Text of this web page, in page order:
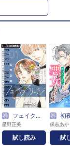
巻 フェイクマリッジ～元彼の子を身ごもって捨てられたらセレブ彼に求婚されました～【マイクロ】
星野正美
試し読み
巻 初夜に抱いてくれなか
試